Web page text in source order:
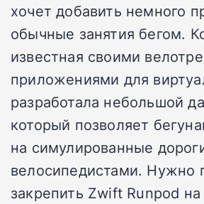
хочет добавить немного
обычные занятия бегом.
известная своими
приложениями для
разработала небольшой
который позволяет
на симулированные
велосипедистами. Нужно
закрепить Zwift Runpod